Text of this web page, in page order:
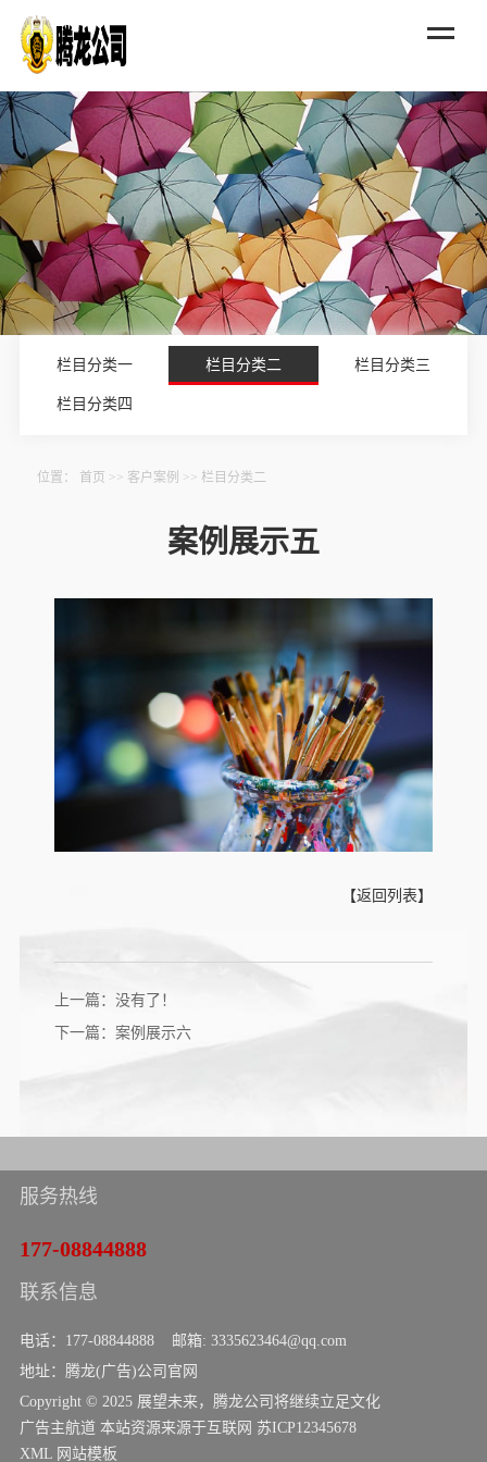
栏目分类一 栏目分类二 栏目分类三
栏目分类四
位置： 首页 >> 客户案例 >> 栏目分类二
案例展示五
【返回列表】
上一篇：没有了！
下一篇：案例展示六
服务热线
177-08844888
联系信息
电话：177-08844888 邮箱: 3335623464@qq.com
地址：腾龙(广告)公司官网
Copyright © 2025 展望未来，腾龙公司将继续立足文化
广告主航道 本站资源来源于互联网 苏ICP12345678
XML 网站模板